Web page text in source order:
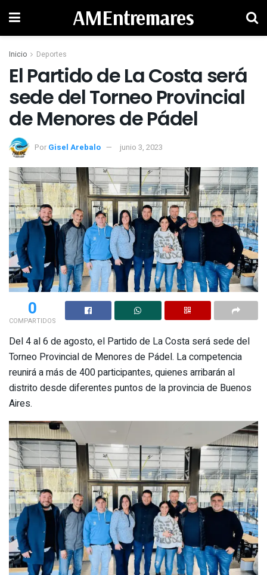
AMEntremares
Inicio Deportes
El Partido de La Costa será
sede del Torneo Provincial
de Menores de Pádel
Por Gisel Arebalo junio 3, 2023
0
COMPARTIDOS
Del 4 al 6 de agosto, el Partido de La Costa será sede del
Torneo Provincial de Menores de Pádel. La competencia
reunirá a más de 400 participantes, quienes arribarán al
distrito desde diferentes puntos de la provincia de Buenos
Aires.